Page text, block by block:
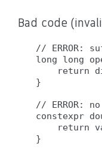
Bad code
// ERROR:
long long
return
}
// ERROR:
constexpr
return